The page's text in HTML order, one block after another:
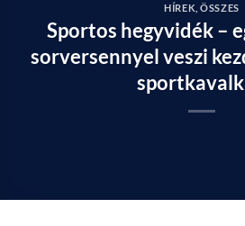
HÍREK ,ÖSSZES
Sportos hegyvidék –
sorversennyel veszi